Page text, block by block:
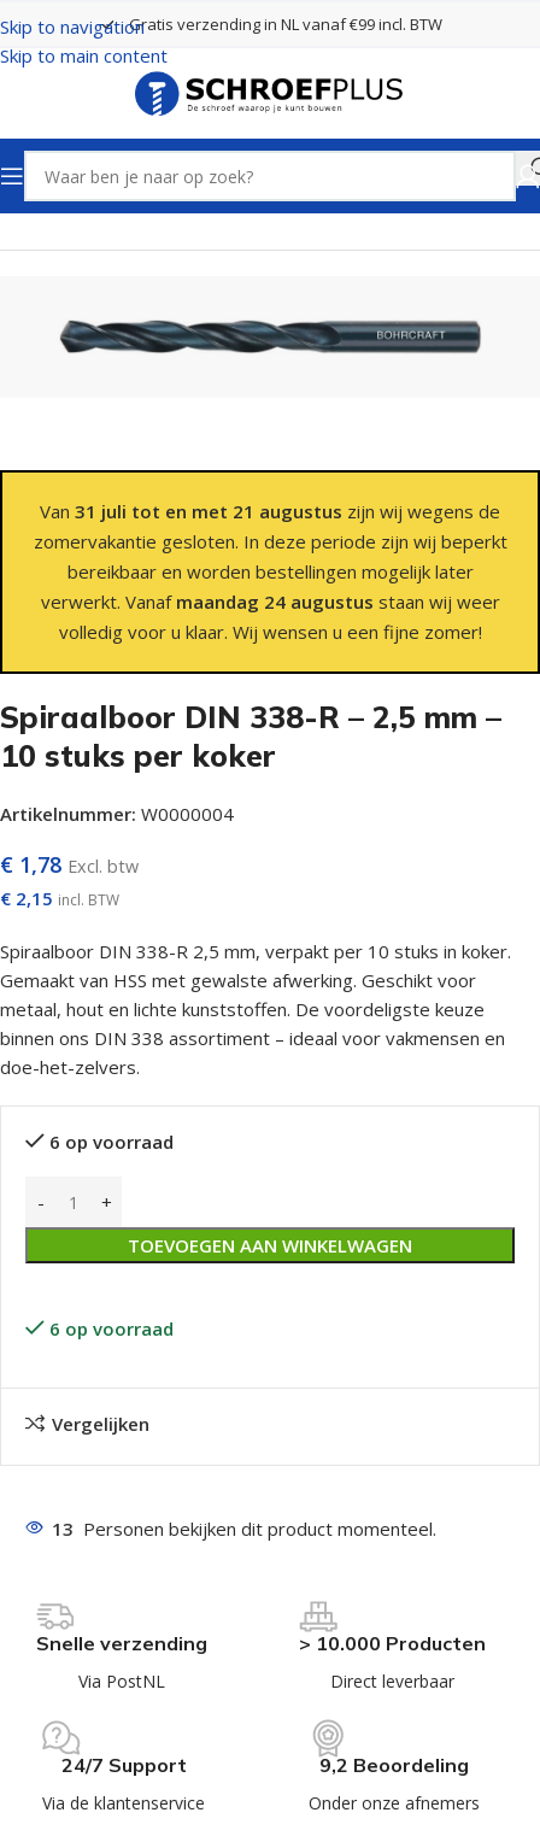
Skip to navigation
Skip to main content
Gratis verzending in NL vanaf €99 incl. BTW
Home Boren Spiraalboren
Van 31 juli tot en met 21 augustus zijn wij wegens de
zomervakantie gesloten. In deze periode zijn wij beperkt
bereikbaar en worden bestellingen mogelijk later
verwerkt. Vanaf maandag 24 augustus staan wij weer
volledig voor u klaar. Wij wensen u een fijne zomer!
Spiraalboor DIN 338-R – 2,5 mm –
10 stuks per koker
Artikelnummer: W0000004
€ 1,78 Excl. btw
€ 2,15 incl. BTW
Spiraalboor DIN 338-R 2,5 mm, verpakt per 10 stuks in koker.
Gemaakt van HSS met gewalste afwerking. Geschikt voor
metaal, hout en lichte kunststoffen. De voordeligste keuze
binnen ons DIN 338 assortiment – ideaal voor vakmensen en
doe-het-zelvers.
6 op voorraad
TOEVOEGEN AAN WINKELWAGEN
6 op voorraad
Vergelijken
13 Personen bekijken dit product momenteel.
Snelle verzending
Via PostNL
> 10.000 Producten
Direct leverbaar
24/7 Support
Via de klantenservice
9,2 Beoordeling
Onder onze afnemers